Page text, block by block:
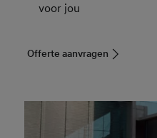
voor jou
Offerte aanvragen